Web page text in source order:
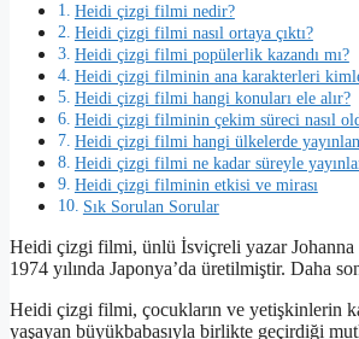
Heidi çizgi filmi nedir?
Heidi çizgi filmi nasıl ortaya çıktı?
Heidi çizgi filmi popülerlik kazandı mı?
Heidi çizgi filminin ana karakterleri
Heidi çizgi filmi hangi konuları ele alır?
Heidi çizgi filminin çekim süreci nasıl
Heidi çizgi filmi hangi ülkelerde
Heidi çizgi filmi ne kadar süreyle
Heidi çizgi filminin etkisi ve mirası
Sık Sorulan Sorular
Heidi çizgi filmi, ünlü İsviçreli yazar Johanna
1974 yılında Japonya’da üretilmiştir. Daha
Heidi çizgi filmi, çocukların ve yetişkinlerin
yaşayan büyükbabasıyla birlikte geçirdiği